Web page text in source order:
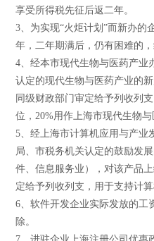
享受所得税先征后返二年。
3、为实现“火炬计划”而新办的
年，二年期满后，仍有困难的
4、经本市现代生物与医药产业
认定的现代生物与医药产业的
同级财政部门审定给予列收列
位，20%用作上海市现代生物与
5、经上海市计算机应用与产业
局、市税务机关认定的鼓励发
件、信息服务业），对该产品
定给予列收列支，用于支持计
6、软件开发企业实际发放的工
除。